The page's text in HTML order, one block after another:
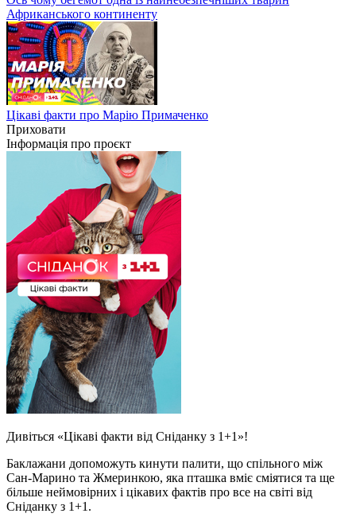
Африканського континенту
Цікаві факти про Марію Примаченко
Приховати
Інформація про проєкт
Дивіться «Цікаві факти від Сніданку з 1+1»!
Баклажани допоможуть кинути палити, що спільного між
Сан-Марино та Жмеринкою, яка пташка вміє сміятися та ще
більше неймовірних і цікавих фактів про все на світі від
Сніданку з 1+1.